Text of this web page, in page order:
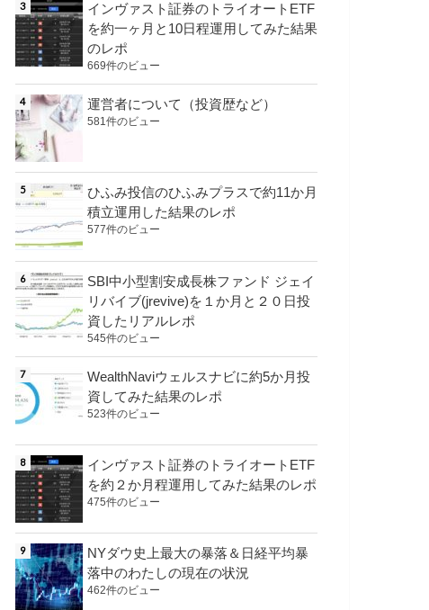
インヴァスト証券のトライオートETF
を約一ヶ月と10日程運用してみた結果
のレポ
669件のビュー
運営者について（投資歴など）
581件のビュー
ひふみ投信のひふみプラスで約11か月
積立運用した結果のレポ
577件のビュー
SBI中小型割安成長株ファンド ジェイ
リバイブ(jrevive)を１か月と２０日投
資したリアルレポ
545件のビュー
WealthNaviウェルスナビに約5か月投
資してみた結果のレポ
523件のビュー
インヴァスト証券のトライオートETF
を約２か月程運用してみた結果のレポ
475件のビュー
NYダウ史上最大の暴落＆日経平均暴
落中のわたしの現在の状況
462件のビュー